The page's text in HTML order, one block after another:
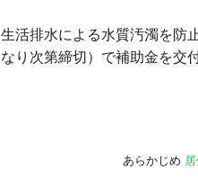
生活排水による水質汚濁を防
なり次第締切）で補助金を交
あらかじめ